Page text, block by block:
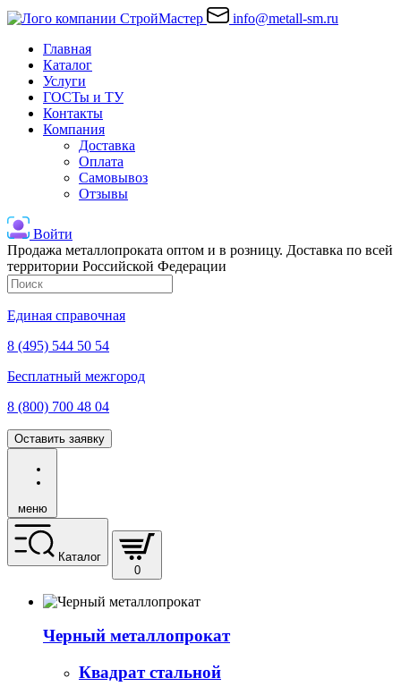
info@metall-sm.ru
Главная
Каталог
Услуги
ГОСТы и ТУ
Контакты
Компания
Доставка
Оплата
Самовывоз
Отзывы
Войти
Продажа металлопроката оптом и в розницу. Доставка по всей
территории Российской Федерации
Единая справочная
8 (495) 544 50 54
Бесплатный межгород
8 (800) 700 48 04
Оставить заявку
меню
Каталог
0
Черный металлопрокат
Квадрат стальной